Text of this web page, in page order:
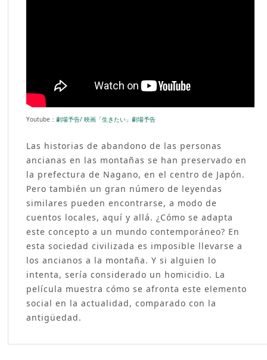
Youtube：劇場予告/ 映画「生きたい」劇場予告
Las historias de abandono de las personas
ancianas en las montañas se han preservado en
la prefectura de Nagano, en el centro de Japón.
Pero también un gran número de leyendas
similares pueden encontrarse, a modo de
cuentos locales, aquí y allá. ¿Cómo se adapta
este concepto a un mundo contemporáneo? En
esta sociedad civilizada es imposible llevarse a
los ancianos a la montaña. Y si alguien lo
intenta, sería considerado un homicidio. La
película muestra cómo se afronta este elemento
social en la actualidad, comparado con la
antigüedad.